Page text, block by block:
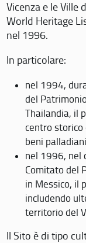
Vicenza e le Ville
World Heritage
nel 1996.
In particolare:
nel 1994,
del
Thailandia, il
centro storico
beni
nel 1996, nel
Comitato del
in Messico, il
includendo
territorio del
Il Sito è di tipo